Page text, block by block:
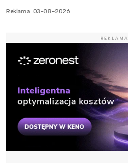
Reklama 03-08-2026
REKLAMA